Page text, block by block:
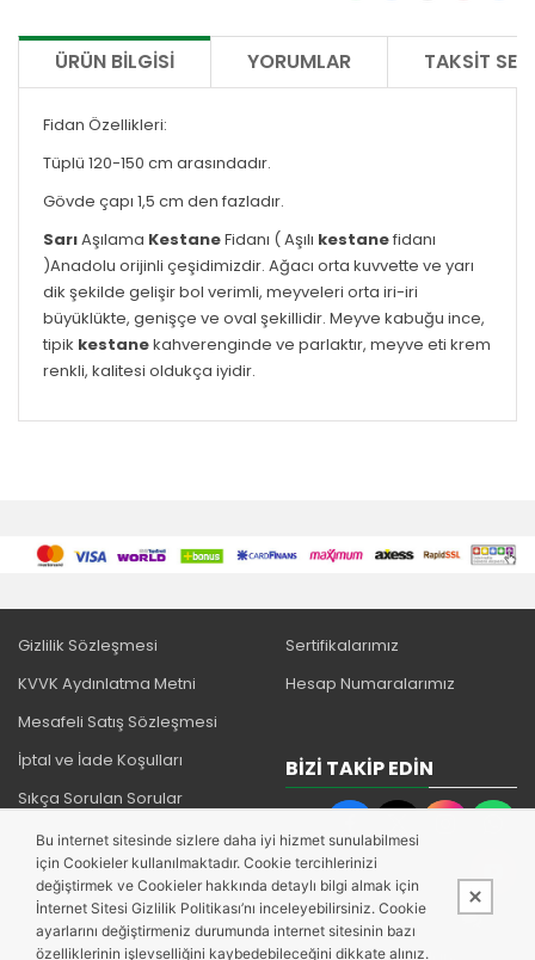
ÜRÜN BILGISI YORUMLAR TAKSIT
Fidan Özellikleri:
Tüplü 120-150 cm arasındadır.
Gövde çapı 1,5 cm den fazladır.
SarıAşılama KestaneFidanı ( Aşılı kestanefidanı
)Anadolu orijinli çeşidimizdir. Ağacı orta kuvvette ve yarı
dik şekilde gelişir bol verimli, meyveleri orta iri-iri
büyüklükte, genişçe ve oval şekillidir. Meyve kabuğu ince,
tipik kestanekahverenginde ve parlaktır, meyve eti krem
renkli, kalitesi oldukça iyidir.
Gizlilik Sözleşmesi
KVVK Aydınlatma Metni
Mesafeli Satış Sözleşmesi
İptal ve İade Koşulları
Sıkça Sorulan Sorular
Sertifikalarımız
Hesap Numaralarımız
BIZI TAKIP EDIN
Bu internet sitesinde sizlere daha iyi hizmet sunulabilmesi
için Cookieler kullanılmaktadır. Cookie tercihlerinizi
değiştirmek ve Cookieler hakkında detaylı bilgi almak için
İnternet Sitesi Gizlilik Politikası’nı inceleyebilirsiniz. Cookie
ayarlarını değiştirmeniz durumunda internet sitesinin bazı
özelliklerinin işlevselliğini kaybedebileceğini dikkate alınız.